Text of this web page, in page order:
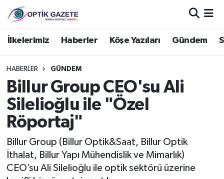
İlkelerimiz Haberler Köşe Yazıları Gündem
HABERLER GÜNDEM
Billur Group CEO'su Ali
Silelioğlu ile "Özel
Röportaj"
Billur Group (Billur Optik&Saat, Billur Optik
İthalat, Billur Yapı Mühendislik ve Mimarlık)
CEO’su Ali Silelioğlu ile optik sektörü üzerine
Nöbetçi Eczaneler
Hava Durumu
İstanbul Namaz Vakitleri
Trafik Durumu
Süper Lig Puan Durumu ve Fikstür
Tüm Manşetler